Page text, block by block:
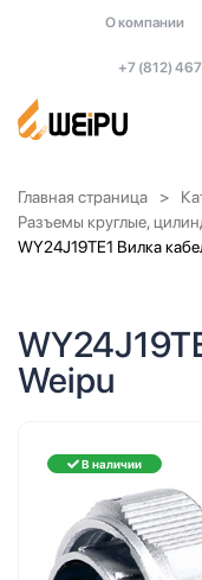
О компании
+7 (812)
Главная страница
Разъемы круглые,
WY24J19TE1 Вилка
Weipu
В наличии